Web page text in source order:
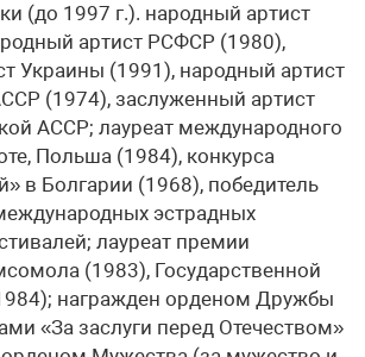
(до 1997 г.). народный артист
артист РСФСР (1980),
Украины (1991), народный артист
(1974), заслуженный артист
АССР; лауреат международного
Польша (1984), конкурса
в Болгарии (1968), победитель
эстрадных
лауреат премии
(1983), Государственной
награжден орденом Дружбы
«За заслуги перед Отечеством»